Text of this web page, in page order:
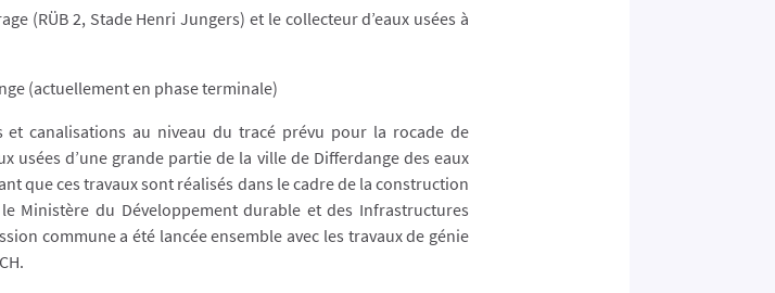
(RÜB 2, Stade Henri Jungers) et le collecteur d’eaux usées à
(actuellement en phase terminale)
canalisations au niveau du tracé prévu pour la rocade de
usées d’une grande partie de la ville de Differdange des eaux
que ces travaux sont réalisés dans le cadre de la construction
Ministère du Développement durable et des Infrastructures
commune a été lancée ensemble avec les travaux de génie